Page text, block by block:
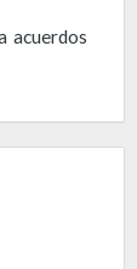
acuerdos